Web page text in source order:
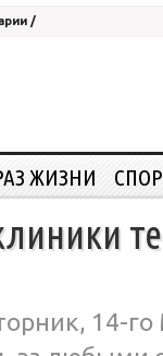
/
ЖИЗНИ
14-го